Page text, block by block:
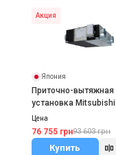
Акция
Япония
Приточно-вытяжная
установка
LGH-25RVX-E
Цена
76 755 грн93 603 грн
Купить